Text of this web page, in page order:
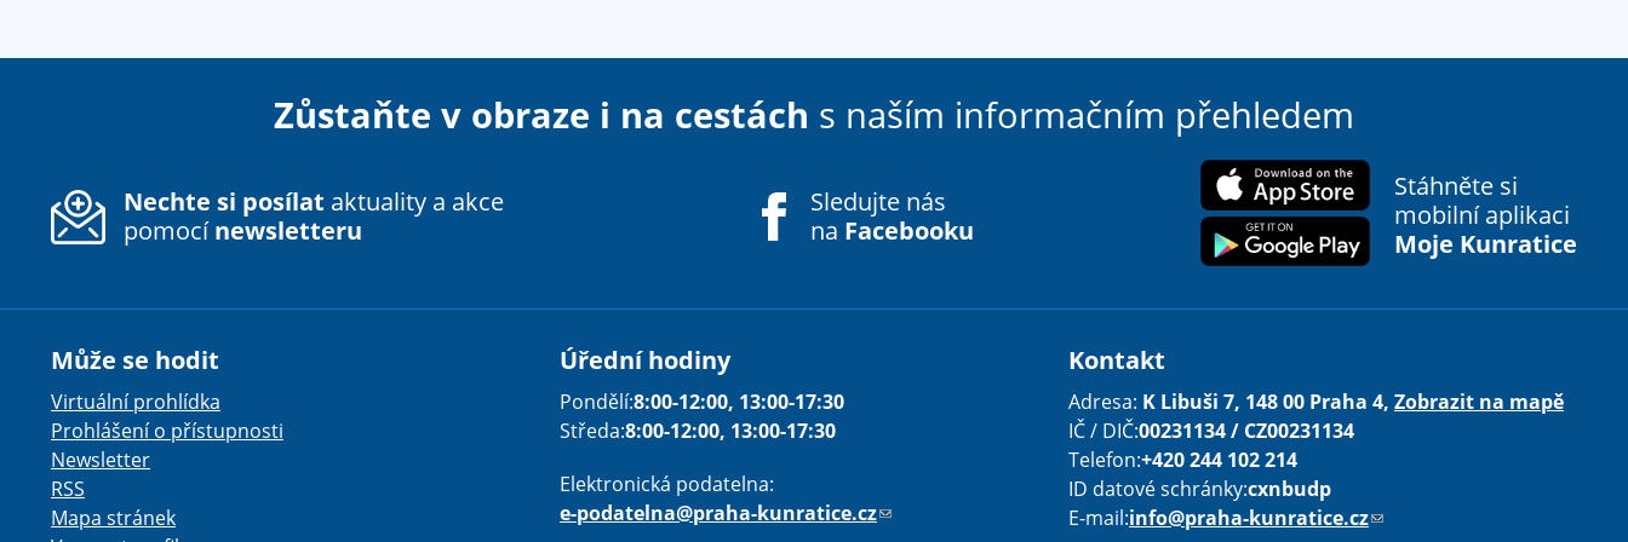
Sha Sha Sha Sen Pri
Zůstaňte v obraze i na cestách s naším informačním přehledem
Nechte si posílat aktuality a akce
pomocínewsletteru
Sledujte nás
na Facebooku
Stáhněte si
mobilní aplikaci
Moje Kunratice
Může se hodit
Virtuální prohlídka
Prohlášení o přístupnosti
Newsletter
RSS
Mapa stránek
Úřední hodiny
Pondělí:8:00-12:00, 13:00-17:30
Středa:8:00-12:00, 13:00-17:30
Elektronická podatelna:
e-podatelna@praha-kunratice.cz(
Kontakt
Adresa: K Libuši 7, 148 00 Praha 4, Zobrazit na mapě
IČ / DIČ:00231134 / CZ00231134
Telefon:+420 244 102 214
ID datové schránky:cxnbudp
E-mail:info@praha-kunratice.cz(